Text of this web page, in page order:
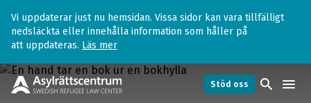
Vi uppdaterar just nu hemsidan. Vissa sidor kan vara tillfälligt
nedsläckta eller innehålla information som håller på
att uppdateras. Läs mer
Stöd oss search menu